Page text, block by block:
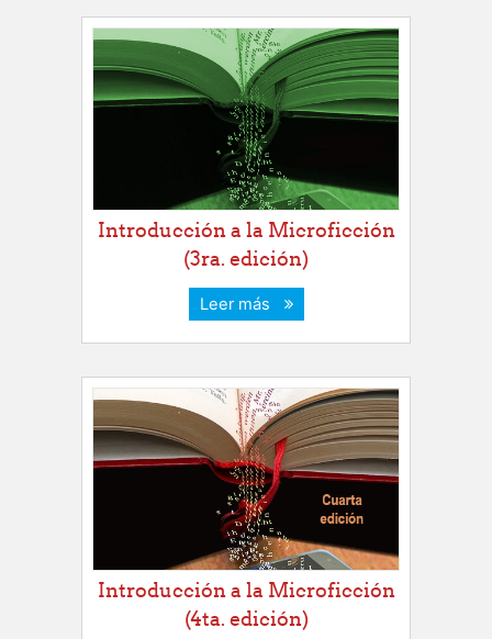
Introducción a la Microficción
(3ra. edición)
Leer más
Introducción a la Microficción
(4ta. edición)